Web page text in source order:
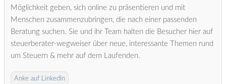
Möglichkeit geben, sich online zu präsentieren und mit
Menschen zusammenzubringen, die nach einer passenden
Beratung suchen. Sie und ihr Team halten die Besucher hier auf
steuerberater-wegweiser über neue, interessante Themen rund
um Steuern & mehr auf dem Laufenden.
Anke auf LinkedIn